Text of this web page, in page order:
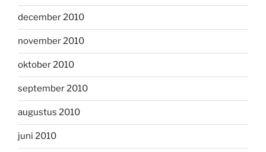
december 2010
november 2010
oktober 2010
september 2010
augustus 2010
juni 2010